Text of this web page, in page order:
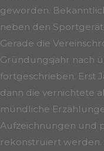
geworden.
neben den
Gerade die
Gründungsjahr nach
fortgeschrieben. Erst
dann die vernichtete
mündliche
Aufzeichnungen und
rekonstruiert werden.